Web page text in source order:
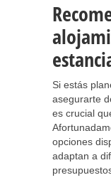
Si estás
asegurarte
es crucial
opciones
adaptan a